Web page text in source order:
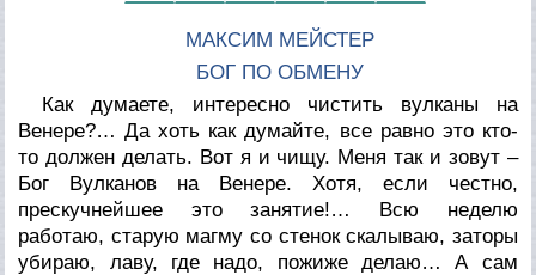
МАКСИМ МЕЙСТЕР
БОГ ПО ОБМЕНУ
Как думаете, интересно чистить вулканы на
Венере?… Да хоть как думайте, все равно это кто-
то должен делать. Вот я и чищу. Меня так и зовут –
Бог Вулканов на Венере. Хотя, если честно,
прескучнейшее это занятие!… Всю неделю
работаю, старую магму со стенок скалываю, заторы
убираю, лаву, где надо, пожиже делаю… А сам